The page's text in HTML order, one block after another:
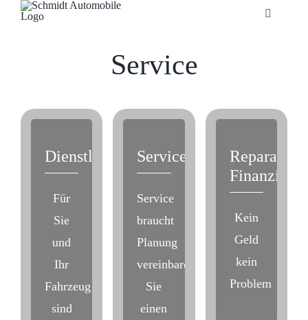
Toggle
Service
Dienstleistungen
Für
Sie
und
Ihr
Fahrzeug
sind
Servicetermin
Service
braucht
Planung
vereinbaren
Sie
einen
Reparatur
Kein
Geld
kein
Problem